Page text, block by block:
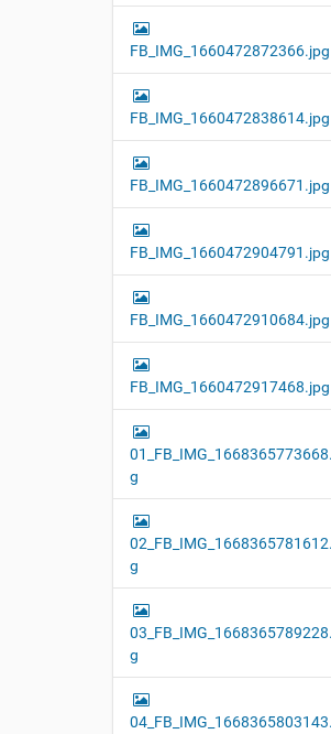
FB_IMG_1660472872366.jpg
FB_IMG_1660472838614.jpg
FB_IMG_1660472896671.jpg
FB_IMG_1660472904791.jpg
FB_IMG_1660472910684.jpg
FB_IMG_1660472917468.jpg
g
g
g